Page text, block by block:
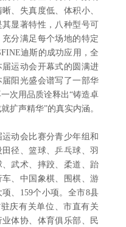
、失真度低、体积小、
显著特性，八种型号可
充分满足每个场地的特定
迪斯的成功应用，全
届运动会开幕式的圆满进
届阳光盛会谱写了一部华
次用品质诠释出“铸造卓
扩声精华”的真实内涵。
动会比赛分青少年组和
田径、篮球、乒乓球、羽
、武术、摔跤、柔道、跆
车、中国象棋、围棋、游
项、159个小项。全市8县
庆有关单位、市直有关
体协、体育俱乐部、民